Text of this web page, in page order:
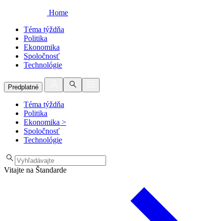
Home
Téma týždňa
Politika
Ekonomika
Spoločnosť
Technológie
Predplatné
Téma týždňa
Politika
Ekonomika >
Spoločnosť
Technológie
Vitajte na Štandarde